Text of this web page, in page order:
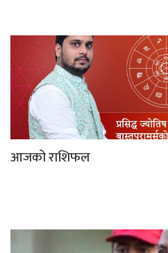
आजको राशिफल